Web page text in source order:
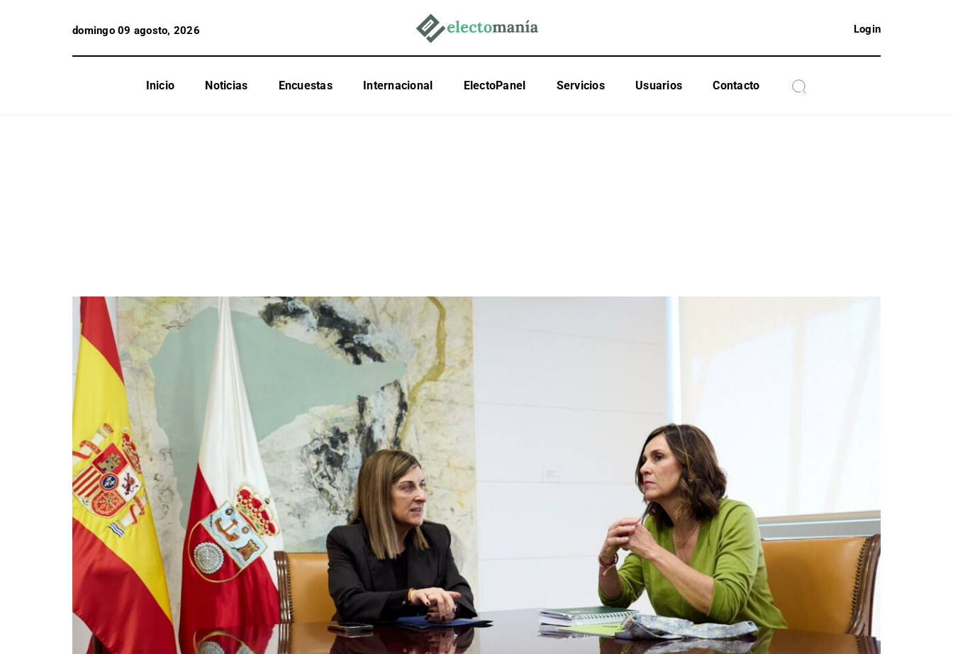
domingo 09 agosto, 2026 Login
Inicio Noticias Encuestas Internacional ElectoPanel Servicios Usuarios Contacto